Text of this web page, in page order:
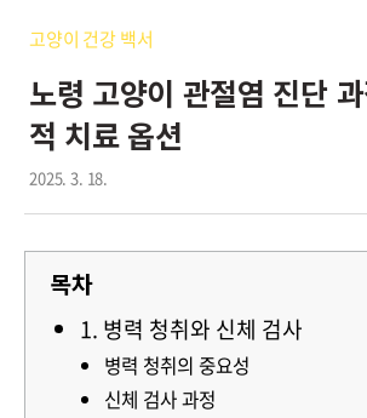
고양이 건강 백서
노령 고양이 관절염 진단
적 치료 옵션
2025. 3. 18.
목차
1. 병력 청취와 신체 검사
병력 청취의 중요성
신체 검사 과정